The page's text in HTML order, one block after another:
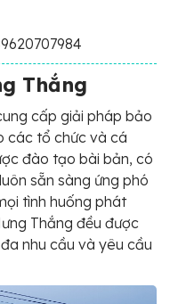
Thắng
cấp giải pháp bảo
các tổ chức và cá
đào tạo bài bản, có
sẵn sàng ứng phó
tình huống phát
Thắng đều được
nhu cầu và yêu cầu